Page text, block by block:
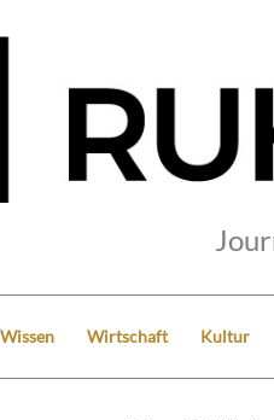
Wissen Wirtschaft Kultur